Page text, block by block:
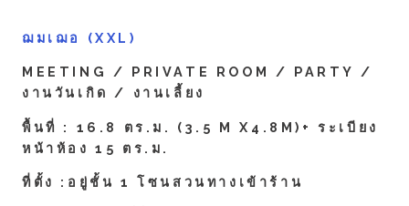
ฌมเฌอ (XXL)
MEETING / PRIVATE ROOM / PARTY /
งานวันเกิด / งานเลี้ยง
พื้นที่ : 16.8 ตร.ม. (3.5 M X4.8M)+ ระเบียง
หน้าห้อง 15 ตร.ม.
ที่ตั้ง :อยู่ชั้น 1 โซนสวนทางเข้าร้าน